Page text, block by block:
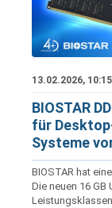
13.02.2026, 10:15
BIOSTAR
für
Systeme
BIOSTAR hat
Die neuen 16